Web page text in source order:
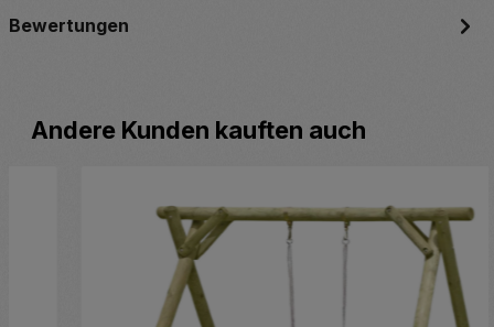
Bewertungen
Produktgalerie überspringen
Andere Kunden kauften auch